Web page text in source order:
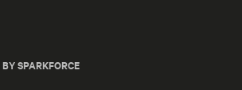
BY SPARKFORCE